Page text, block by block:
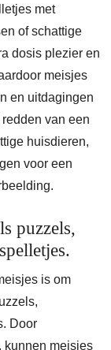
met
of schattige
dosis plezier en
meisjes
en uitdagingen
van een
huisdieren,
voor een
puzzels,
is om
Door
kunnen meisjes